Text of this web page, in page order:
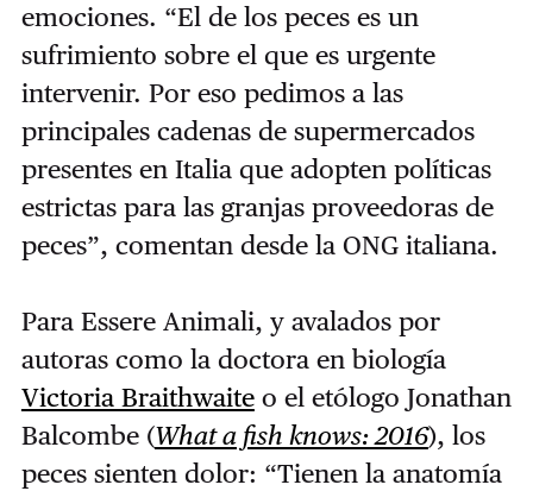
emociones. “El de los peces es un
sufrimiento sobre el que es urgente
intervenir. Por eso pedimos a las
principales cadenas de supermercados
presentes en Italia que adopten políticas
estrictas para las granjas proveedoras de
peces”, comentan desde la ONG italiana.
Para Essere Animali, y avalados por
autoras como la doctora en biología
Victoria Braithwaiteo el etólogo Jonathan
Balcombe (What a fish knows: 2016), los
peces sienten dolor: “Tienen la anatomía